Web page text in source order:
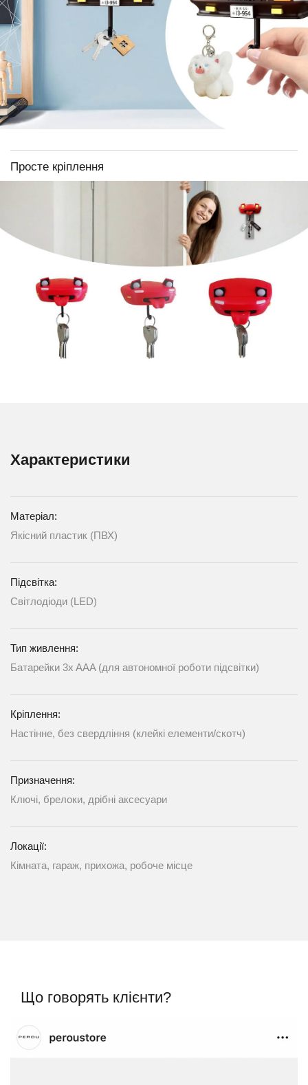
Просте кріплення
Характеристики
Матеріал:
Якісний пластик (ПВХ)
Підсвітка:
Світлодіоди (LED)
Тип живлення:
Батарейки 3x AAA (для автономної роботи підсвітки)
Кріплення:
Настінне, без свердління (клейкі елементи/скотч)
Призначення:
Ключі, брелоки, дрібні аксесуари
Локації:
Кімната, гараж, прихожа, робоче місце
Що говорять клієнти?